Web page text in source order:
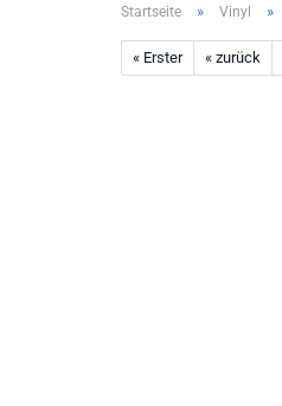
Startseite » Vinyl »
« Erster « zurück